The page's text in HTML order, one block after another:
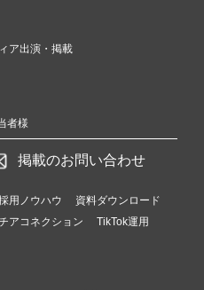
ア出演・掲載
者様
掲載のお問い合わせ
用ノウハウ
資料ダウンロード
アコネクション
TikTok運用